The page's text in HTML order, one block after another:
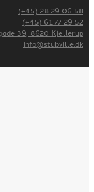
(+45) 28 29 06 58
(+45) 61 77 29 52
39, 8620 Kjellerup
info@stubville.dk